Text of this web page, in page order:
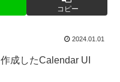
コピー
2024.01.01
成したCalendar UI